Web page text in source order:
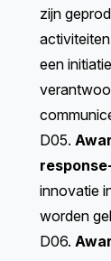
zijn
een
D05.
innovatie
worden
D06.